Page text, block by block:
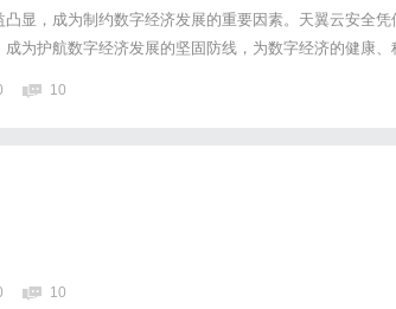
显，成为制约数字经济发展的重要因素。天翼云安全凭
为护航数字经济发展的坚固防线，为数字经济的健康、
安全构建了全生命周期的数据保护体系。在数据产生阶
进行评估，以便采取不同级别的保护措施；在数据...
10
10